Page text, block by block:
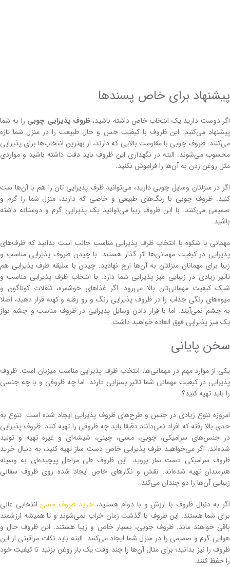
پیشنهاد برای خاص پسندها
اگر دوست دارید یک انتخاب خاص داشته باشید،ظروف پذیرایی چوبی را به شما
پیشنهاد می‌کنیم. این ظروف با کیفیت حس و حال طبیعت را در منزل شما تازه
می‌کنند. ظروف چوبی با مقاومت بالایی که دارند، از بهترین انتخاب‌ها برای پذیرایی
محسوب می‌شوند. البته در نگهداری این ظروف باید دقت داشته باشید و مواردی
مثل روغن زدن به آن‌ها را فراموش نکنید.
اگر در منزلتان وسایل چوبی دارید، می‌توانید ظرف پذیرایی تان را هم با آن‌ها ست
کنید. ظروف چوبی با رنگ‌های طبیعی و خاصی که دارند، منزل شما را گرم و
صمیمی می‌کنند. با این ظروف زیبا می‌توانید یک پذیرایی گرم و دوستانه داشته
باشید.
مهمانی با شکوه با انتخاب ظرف پذیرایی مناسب جالب است بدانید که ظرف‌های
پذیرایی در کیفیت مهمانی‌ها اثر گذار هستند. با چیدن ظروف پذیرایی مناسب و
زیبا برای مهمانان منزلتان به آن‌ها ارج نهادید. چیدن با سلیقه ظرف پذیرایی هم
تاثیر زیادی در زیبایی میز پذیرایی شما دارد. با انتخاب ظرف پذیرایی مناسب و
شیک کیفیت مهمانی‌تان بالا می‌رود. اگر غذاهای خوشمزه، تنقلات کوناگون و
میوه‌های رنگی جذاب را در ظروف پذیرایی رنگ و رو رفته و کهنه قرار دهید، اصلا
به چشم نمی‌آیند. اما با قرار دادن وسایل پذیرایی در ظروف مناسب و چشم نواز
یک میز پذیرایی فوق العاده خواهید داشت.
سخن پایانی
یکی از موارد مهم در مهمانی‌ها، انتخاب ظرف پذیرایی مناسب میزبان است. ظروف
پذیرایی در کیفیت مهمانی شما تاثیر بسزایی دارند. اما چه ظروفی و با چه جنسی
را باید تهیه کنید؟
امروزه تنوع زیادی در جنس و طرح‌های ظروف پذیرایی ایجاد شده است. تنوع به
حدی بالا رفته که افراد نمی‌دانند دقیقا باید چه ظروقی را تهیه کنند. ظروف پذیرایی
در جنس‌های سرامیکی، چوبی، مسی، چینی، شیشه‌ای و غیره تهیه و تولید
شده‌اند. اگر می‌خواهید ظرف پذیرایی خاص دست ساز تهیه کنید، به دنبال خرید
ظروف سرامیکی دست ساز بروید. این ظروف طی مراحل پیچیده‌ای به وسیله
هنرمندان تهیه شده‌اند. نقش و نگارهای خاص ایجاد شده روی ظروف سفالی
زیبایی آن‌ها را دو چندان می‌کند.
اگر به دنبال ظروف با ارزش و با دوام هستید،خرید ظروف مسیانتخابی عالی
برای شما هستند. این ظروف با گذشت زمان خراب نمی‌شوند و تا همیشه ارزشمند
باقی خواهند ماند. ظروف جوبی، بسیار خاص و زیبا هستند. این ظروف حال و
هوایی گرم و صمیمی را در منزل شما ایجاد می‌کنند. البته باید نکات مراقبتی از این
ظروف را نیز بدانید؛ برای مثال آن‌ها را چند وقت یک بار روغن بزنید تا کیفیت خود
را حفظ کنند.